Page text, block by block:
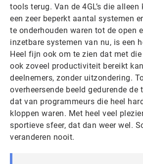
tools terug. Van de 4GL’s die
een zeer beperkt aantal systemen
te onderhouden waren tot de open
inzetbare systemen van nu, is een
Heel fijn ook om te zien dat met
ook zoveel productiviteit bereikt
deelnemers, zonder uitzondering.
overheersende beeld gedurende de
dat van programmeurs die heel
kloppen waren. Met heel veel
sportieve sfeer, dat dan weer wel.
veranderen nooit.